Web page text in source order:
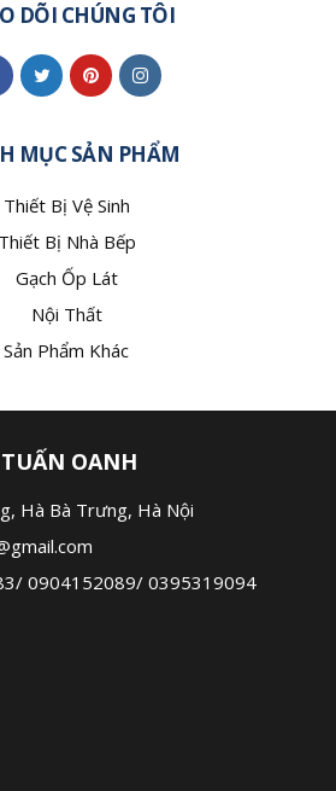
DÕI CHÚNG TÔI
MỤC SẢN PHẨM
Thiết Bị Vệ Sinh
Thiết Bị Nhà Bếp
Gạch Ốp Lát
Nội Thất
Sản Phẩm Khác
OANH
Hà Bà Trưng, Hà Nội
/ 0904152089/ 0395319094